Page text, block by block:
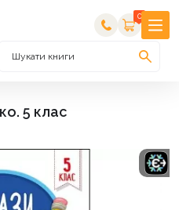
0
Шукати книги
5 клас